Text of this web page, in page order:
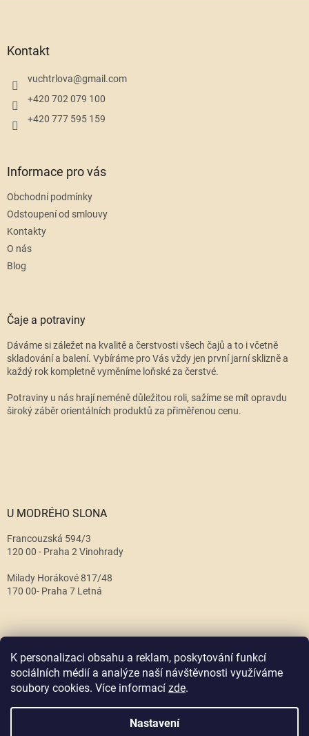
K personalizaci obsahu a reklam, poskytování funkcí
sociálních médií a analýze naší návštěvnosti využíváme
soubory cookies. Více informací zde.
Nastavení
Kontakt
vuchtrlova@gmail.com
+420 702 079 100
+420 777 595 159
Informace pro vás
Obchodní podmínky
Odstoupení od smlouvy
Kontakty
O nás
Blog
Čaje a potraviny
Dáváme si záležet na kvalitě a čerstvosti všech čajů a to i včetně
skladování a balení. Vybíráme pro Vás vždy jen první jarní sklizně a
každý rok kompletně vyměníme loňské za čerstvé.
Potraviny u nás hrají neméně důležitou roli, sažíme se mít opravdu
široký záběr orientálních produktů za přiměřenou cenu.
U MODRÉHO SLONA
Francouzská 594/3
120 00 - Praha 2 Vinohrady
Milady Horákové 817/48
170 00- Praha 7 Letná